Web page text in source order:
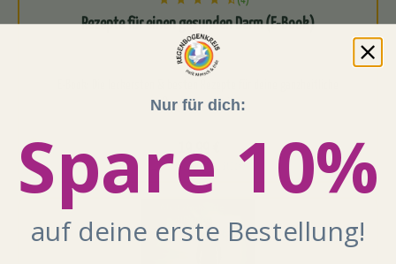
Rezepte für einen gesunden Darm (E-Book)
Darmgesundheit
1 Stück (19,99 € / 1 Stück)
Nur für dich:
Spare 10%
auf deine erste Bestellung!